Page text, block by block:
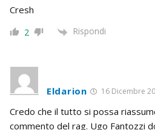
Cresh
2 Rispondi
Eldarion 16 Dicembre
Credo che il tutto si possa
commento del rag. Ugo Fantozzi